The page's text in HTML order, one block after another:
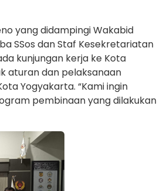
yang didampingi Wakabid
SSos dan Staf Kesekretariatan
kunjungan kerja ke Kota
aturan dan pelaksanaan
Yogyakarta. “Kami ingin
pembinaan yang dilakukan